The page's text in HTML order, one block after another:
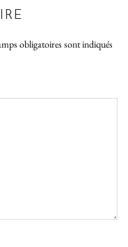
obligatoires sont indiqués